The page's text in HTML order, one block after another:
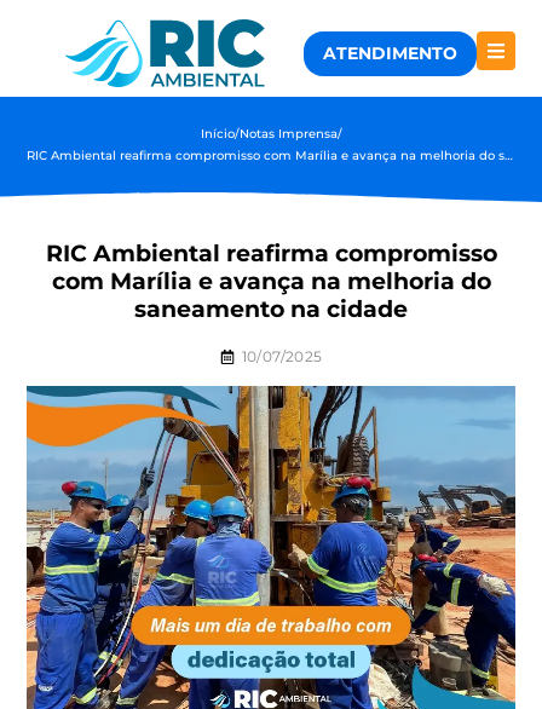
ATENDIMENTO
Início/Notas Imprensa/
RIC Ambiental reafirma compromisso com Marília e avança na melhoria do saneamento na cidade
RIC Ambiental reafirma compromisso
com Marília e avança na melhoria do
saneamento na cidade
10/07/2025